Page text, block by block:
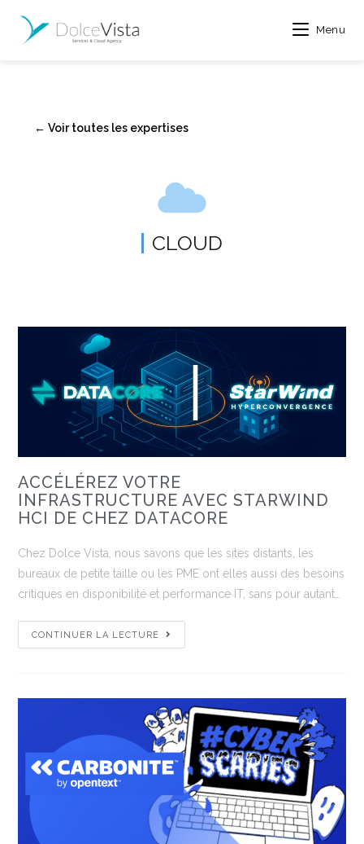
Menu
← Voir toutes les expertises
CLOUD
ACCÉLÉREZ VOTRE
INFRASTRUCTURE AVEC STARWIND
HCI DE CHEZ DATACORE
Chez Dolce Vista, nous savons que les sites distants, les
bureaux de petite taille ou les PME ont elles aussi des besoins
critiques en disponibilité et performance IT, sans pour autant…
CONTINUER LA LECTURE